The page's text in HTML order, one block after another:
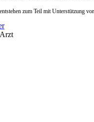
zum Teil mit Unterstützung